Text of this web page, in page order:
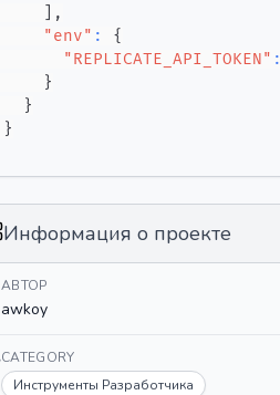
,
"env" :
{
"REPLICATE_API_TOKEN" :
}
}
}
Информация о проекте
АВТОР
awkoy
CATEGORY
Инструменты Разработчика